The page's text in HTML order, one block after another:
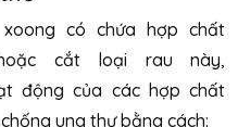
có chứa hợp chất
cắt loại rau này,
động của các hợp chất
ung thư bằng cách: